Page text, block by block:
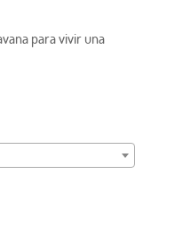
para vivir una